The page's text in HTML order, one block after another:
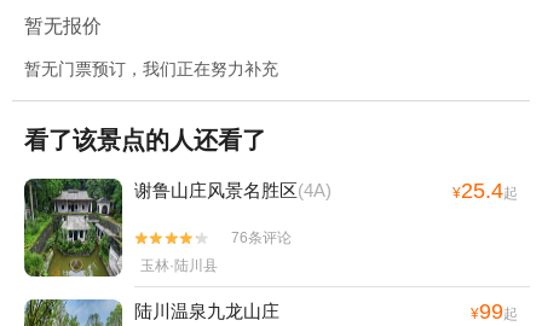
暂无报价
暂无门票预订，我们正在努力补充
看了该景点的人还看了
谢鲁山庄风景名胜区(4A) ¥25.4起


76条评论
玉林·陆川县
陆川温泉九龙山庄 ¥99起